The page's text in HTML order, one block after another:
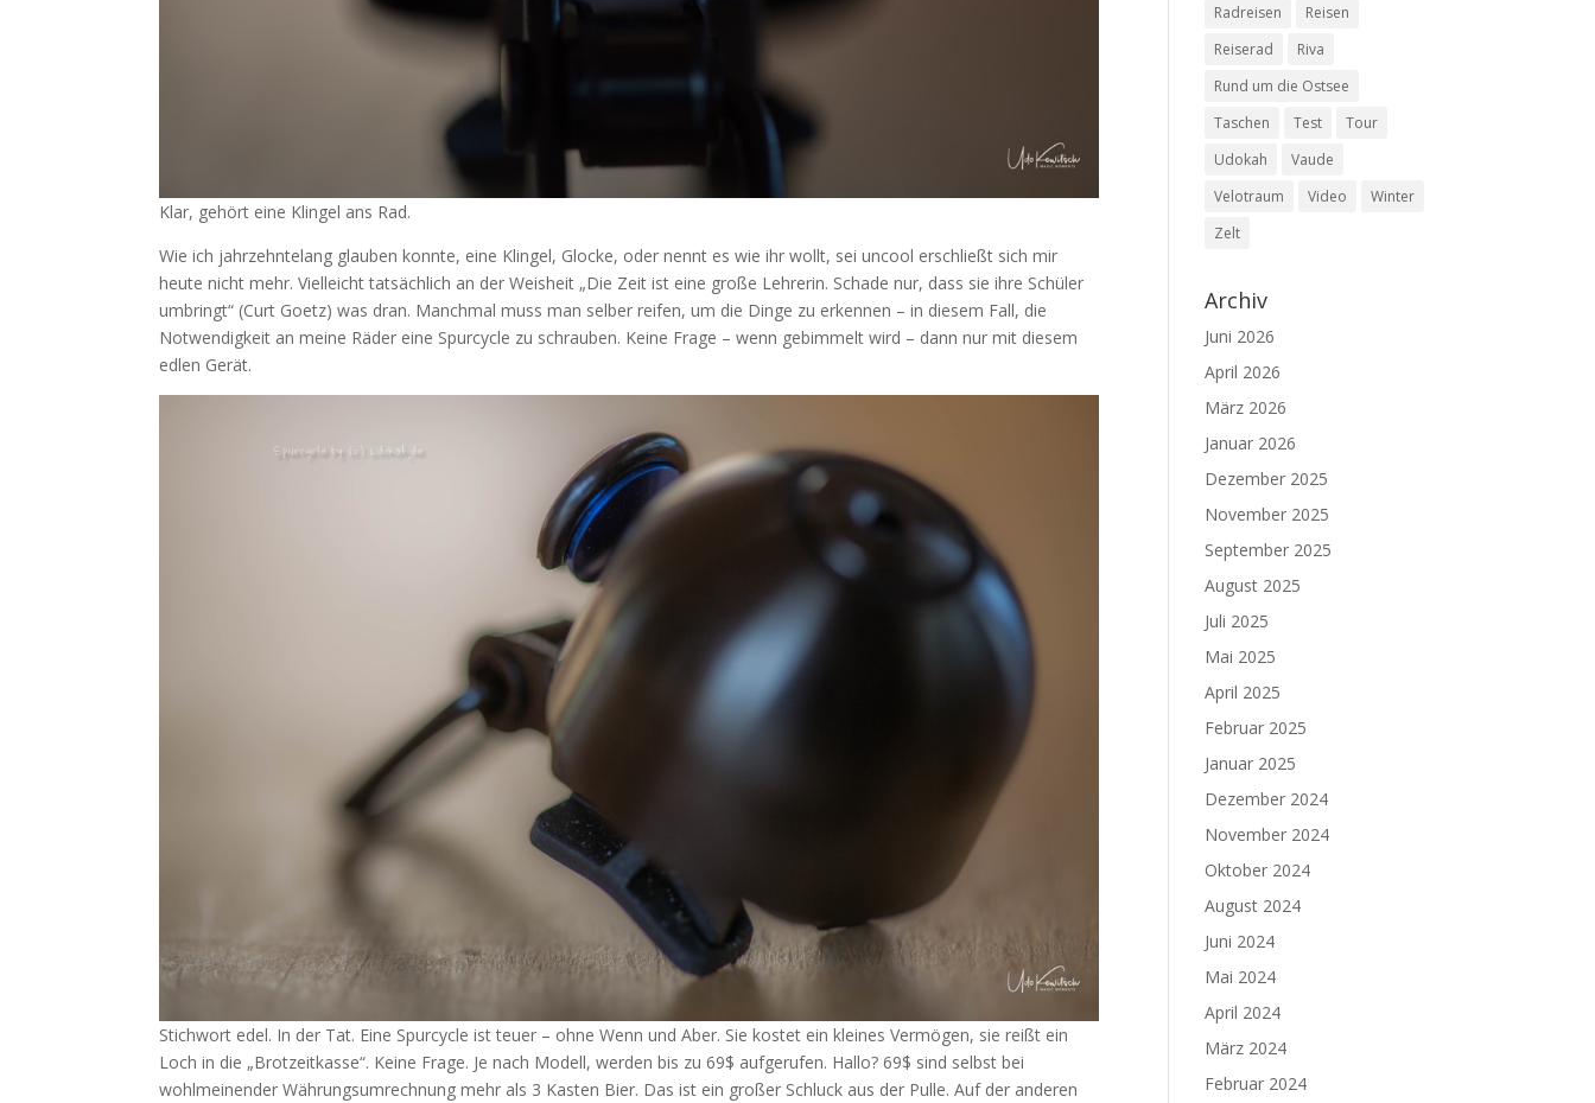
Klar, gehört eine Klingel ans Rad.
Wie ich jahrzehntelang glauben konnte, eine Klingel, Glocke, oder nennt es wie ihr wollt, sei uncool erschließt sich mir
heute nicht mehr. Vielleicht tatsächlich an der Weisheit „Die Zeit ist eine große Lehrerin. Schade nur, dass sie ihre Schüler
umbringt“ (Curt Goetz) was dran. Manchmal muss man selber reifen, um die Dinge zu erkennen – in diesem Fall, die
Notwendigkeit an meine Räder eine Spurcycle zu schrauben. Keine Frage – wenn gebimmelt wird – dann nur mit diesem
edlen Gerät.
Stichwort edel. In der Tat. Eine Spurcycle ist teuer – ohne Wenn und Aber. Sie kostet ein kleines Vermögen, sie reißt ein
Loch in die „Brotzeitkasse“. Keine Frage. Je nach Modell, werden bis zu 69$ aufgerufen. Hallo? 69$ sind selbst bei
wohlmeinender Währungsumrechnung mehr als 3 Kasten Bier. Das ist ein großer Schluck aus der Pulle. Auf der anderen
Radreisen
Reisen
Reiserad
Riva
Rund um die Ostsee
Taschen
Test
Tour
Udokah
Vaude
Velotraum
Video
Winter
Zelt
Archiv
Juni 2026
April 2026
März 2026
Januar 2026
Dezember 2025
November 2025
September 2025
August 2025
Juli 2025
Mai 2025
April 2025
Februar 2025
Januar 2025
Dezember 2024
November 2024
Oktober 2024
August 2024
Juni 2024
Mai 2024
April 2024
März 2024
Februar 2024